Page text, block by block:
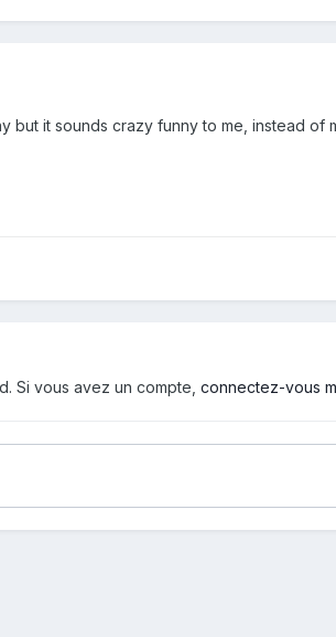
but it sounds crazy funny to me, instead
Si vous avez un compte, connectez-vous